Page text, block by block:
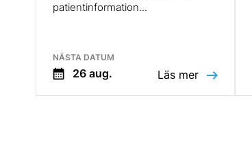
patientinformation...
NÄSTA DATUM
26 aug. Läs mer